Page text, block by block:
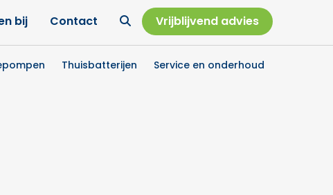
bij Contact
Ga
naar
Vrijblijvend advies
Thuisbatterijen Service en onderhoud